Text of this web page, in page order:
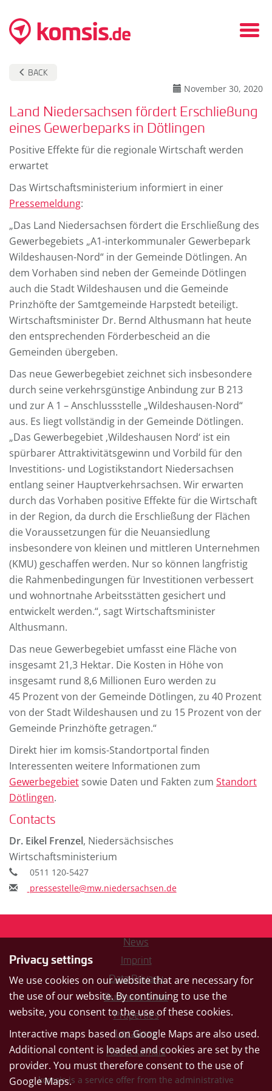
Privacy settings
We use cookies on our website that are necessary for
the use of our website. By continuing to use the
website, you consent to the use of these cookies.
Interactive maps based on Google Maps are also used.
Additional content is loaded and cookies are set by the
provider. You must therefore consent to the use of
Google Maps.
Fold
out
BACK
November 30, 2020
Land Niedersachsen fördert Erschließung
eines Gewerbeparks in Dötlingen
Positive Effekte für die regionale Wirtschaft werden
erwartet
Das Wirtschaftsministerium informiert in einer
Pressemeldung:
„Das Land Niedersachsen fördert die Erschließung des
Gewerbegebiets „A1-interkommunaler Gewerbepark
Wildeshausen-Nord“ in der Gemeinde Dötlingen. An
dem Vorhaben sind neben der Gemeinde Dötlingen
auch die Stadt Wildeshausen und die Gemeinde
Prinzhöfte der Samtgemeinde Harpstedt beteiligt.
Wirtschaftsminister Dr. Bernd Althusmann hat heute
den entsprechenden Förderbescheid an die
Gemeinden übergeben.
Das neue Gewerbegebiet zeichnet sich insbesondere
durch seine verkehrsgünstige Anbindung zur B 213
und zur A 1 – Anschlussstelle „Wildeshausen-Nord“
aus. Es liegt vollständig in der Gemeinde Dötlingen.
„Das Gewerbegebiet ‚Wildeshausen Nord‘ ist ein
spürbarer Attraktivitätsgewinn und Vorbild für den
Investitions- und Logistikstandort Niedersachsen
entlang seiner Hauptverkehrsachsen. Wir erwarten
durch das Vorhaben positive Effekte für die Wirtschaft
in der Region, da durch die Erschließung der Flächen
die Voraussetzungen für die Neuansiedlung
insbesondere von kleinen und mittleren Unternehmen
(KMU) geschaffen werden. Nur so können langfristig
die Rahmenbedingungen für Investitionen verbessert
und wohnortnahe Arbeitsstätten gesichert und
entwickelt werden.“, sagt Wirtschaftsminister
Althusmann.
Das neue Gewerbegebiet umfasst eine Fläche von
insgesamt 21,3 Hektar. Die Kosten in Höhe von
insgesamt rund 8,6 Millionen Euro werden zu
45 Prozent von der Gemeinde Dötlingen, zu 40 Prozent
von der Stadt Wildeshausen und zu 15 Prozent von der
Gemeinde Prinzhöfte getragen.“
Direkt hier im komsis-Standortportal finden
Interessenten weitere Informationen zum
Gewerbegebiet sowie Daten und Fakten zum Standort
Dötlingen.
Contacts
Dr. Eikel Frenzel, Niedersächsisches
Wirtschaftsministerium
0511 120-5427
pressestelle@mw.niedersachsen.de
News
Imprint
Data Privacy
Business Sites
Properties
Locations
About komsis
komsis is a service offer from the administrative